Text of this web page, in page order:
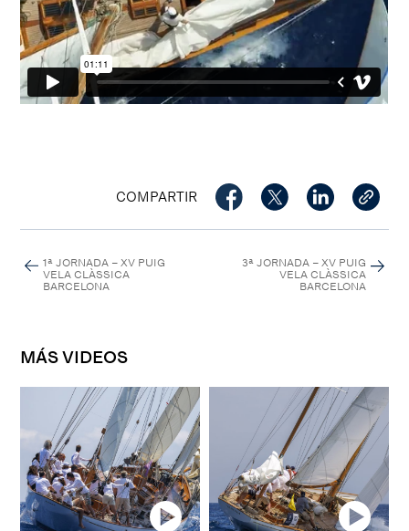
COMPARTIR
1ª JORNADA – XV PUIG
VELA CLÀSSICA
BARCELONA
3ª JORNADA – XV PUIG
VELA CLÀSSICA
BARCELONA
MÁS VIDEOS